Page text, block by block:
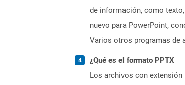
de información, como
nuevo para PowerPoint,
Varios otros programas de
¿Qué es el formato PPTX
Los archivos con